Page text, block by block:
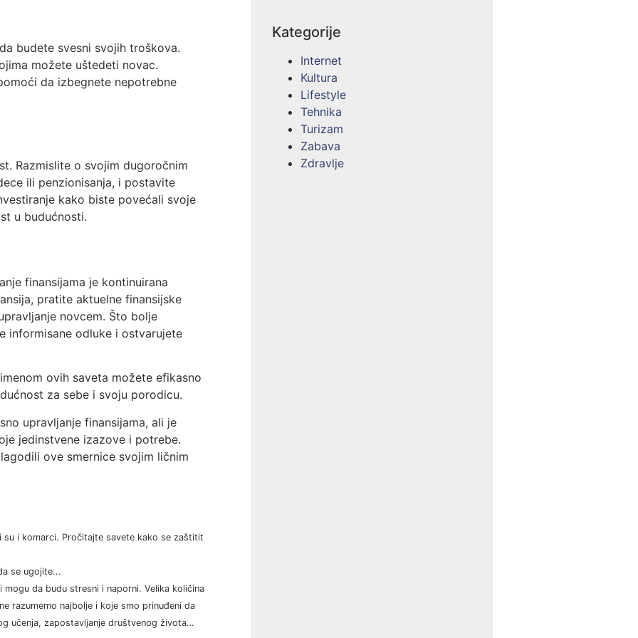
budete svesni svojih troškova.
možete uštedeti novac.
da izbegnete nepotrebne
Razmislite o svojim dugoročnim
ili penzionisanja, i postavite
kako biste povećali svoje
u budućnosti.
finansijama je kontinuirana
pratite aktuelne finansijske
novcem. Što bolje
informisane odluke i ostvarujete
ovih saveta možete efikasno
za sebe i svoju porodicu.
upravljanje finansijama, ali je
jedinstvene izazove i potrebe.
ove smernice svojim ličnim
su i komarci. Pročitajte savete kako se zaštitit
se ugojite...
da budu stresni i naporni. Velika količina
razumemo najbolje i koje smo prinuđeni da
učenja, zapostavljanje društvenog života…
Kategorije
Internet
Kultura
Lifestyle
Tehnika
Turizam
Zabava
Zdravlje